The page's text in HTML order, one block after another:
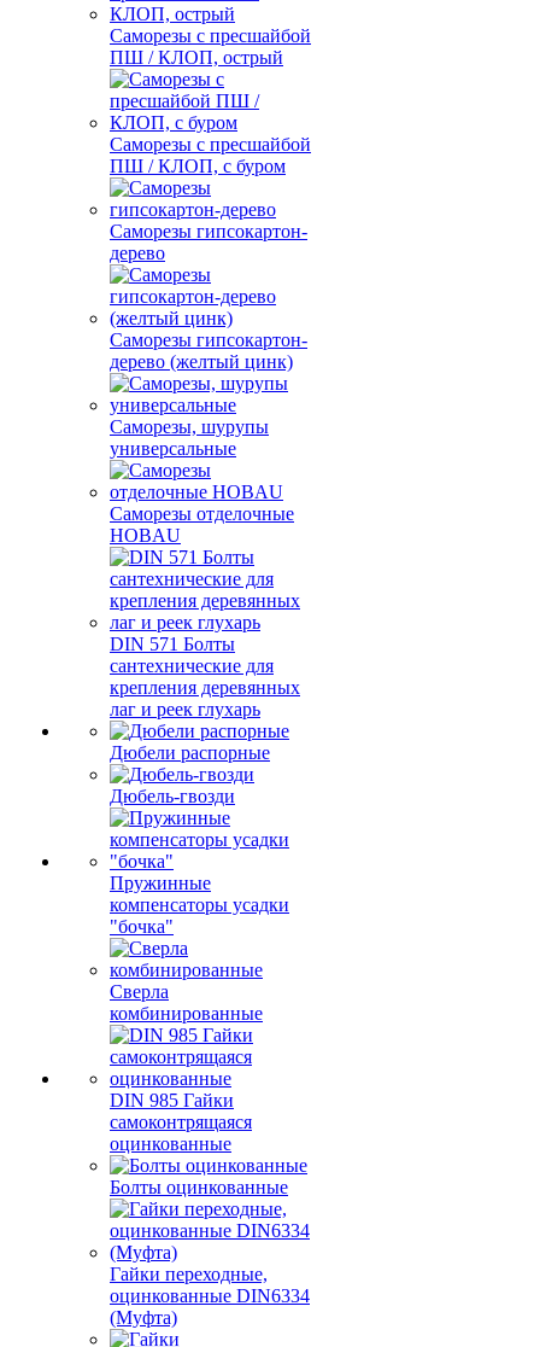
Саморезы с пресшайбой
ПШ / КЛОП, острый
Саморезы с пресшайбой
ПШ / КЛОП, с буром
Саморезы гипсокартон-
дерево
Саморезы гипсокартон-
дерево (желтый цинк)
Саморезы, шурупы
универсальные
Саморезы отделочные
HOBAU
DIN 571 Болты
сантехнические для
крепления деревянных
лаг и реек глухарь
Дюбели распорные
Дюбель-гвозди
Пружинные
компенсаторы усадки
"бочка"
Сверла
комбинированные
DIN 985 Гайки
самоконтрящаяся
оцинкованные
Болты оцинкованные
Гайки переходные,
оцинкованные DIN6334
(Муфта)